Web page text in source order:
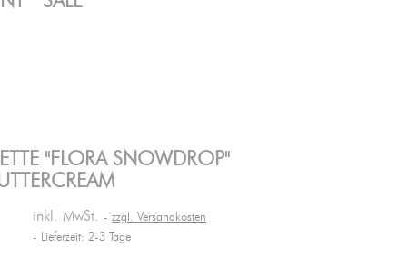
"FLORA SNOWDROP"
inkl. MwSt.
zzgl. Versandkosten
Lieferzeit: 2-3 Tage